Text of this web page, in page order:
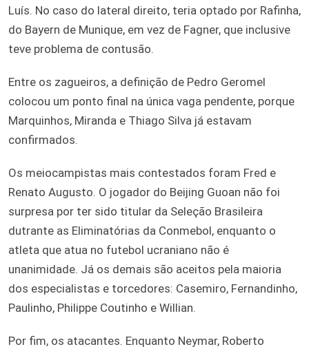
Luís. No caso do lateral direito, teria optado por Rafinha,
do Bayern de Munique, em vez de Fagner, que inclusive
teve problema de contusão.
Entre os zagueiros, a definição de Pedro Geromel
colocou um ponto final na única vaga pendente, porque
Marquinhos, Miranda e Thiago Silva já estavam
confirmados.
Os meiocampistas mais contestados foram Fred e
Renato Augusto. O jogador do Beijing Guoan não foi
surpresa por ter sido titular da Seleção Brasileira
dutrante as Eliminatórias da Conmebol, enquanto o
atleta que atua no futebol ucraniano não é
unanimidade. Já os demais são aceitos pela maioria
dos especialistas e torcedores: Casemiro, Fernandinho,
Paulinho, Philippe Coutinho e Willian.
Por fim, os atacantes. Enquanto Neymar, Roberto